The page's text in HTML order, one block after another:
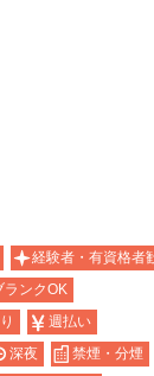
経験者・有資格者
ランクOK
週払い
深夜
禁煙・分煙